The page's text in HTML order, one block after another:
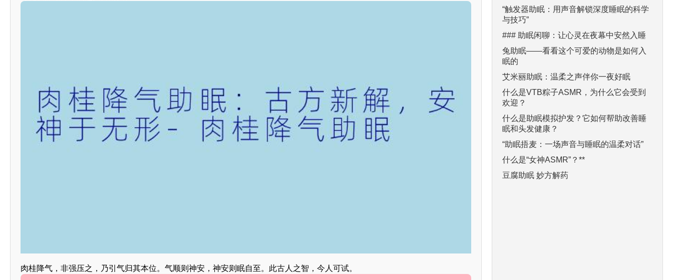
肉桂降气，非强压之，乃引气归其本位。气顺则神安，神安则眠自至。此古人之智，今人可试。
“触发器助眠：用声音解锁深度睡眠的科学
与技巧”
### 助眠闲聊：让心灵在夜幕中安然入睡
兔助眠——看看这个可爱的动物是如何入
眠的
艾米丽助眠：温柔之声伴你一夜好眠
什么是VTB粽子ASMR，为什么它会受到
欢迎？
什么是助眠模拟护发？它如何帮助改善睡
眠和头发健康？
“助眠捂麦：一场声音与睡眠的温柔对话”
什么是“女神ASMR”？**
豆腐助眠 妙方解药